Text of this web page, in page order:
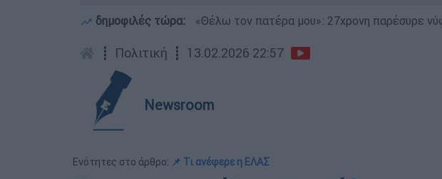
δημοφιλές τώρα: «Θέλω τον πατέρα μου»: 27χρονη παρέσυρε
┋ Πολιτική ┋ 13.02.2026 22:57
Newsroom
Ενότητες στο άρθρο: 📌 Τι ανέφερε η ΕΛΑΣ